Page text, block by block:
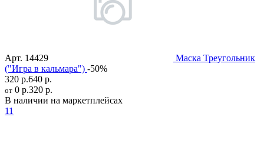
Арт. 14429
Маска Треугольник
("Игра в кальмара") -50%
320 р.640 р.
от 0 р.320 р.
В наличии на маркетплейсах
11